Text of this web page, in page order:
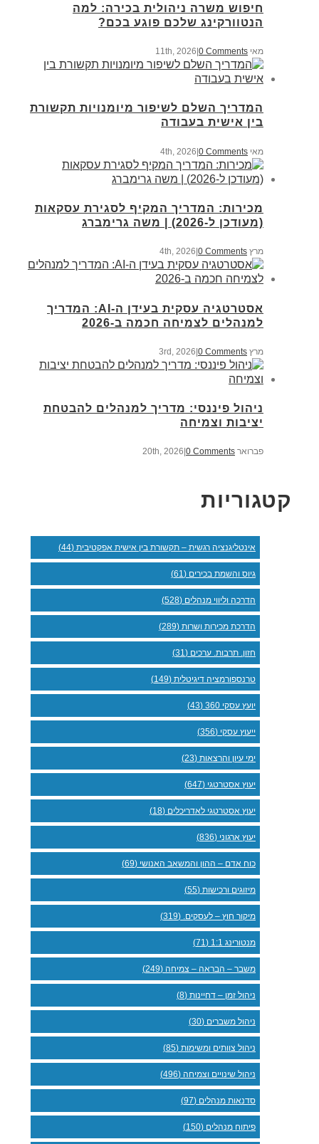
חיפוש משרה ניהולית בכירה: למה
הנטוורקינג שלכם פוגע בכם?
מאי 11th, 2026 0 Comments
המדריך השלם לשיפור מיומנויות תקשורת
בין אישית בעבודה
מאי 4th, 2026 |0 Comments
מכירות: המדריך המקיף לסגירת עסקאות
(מעודכן ל-2026) | משה גרימברג
מרץ 4th, 2026 0 Comments
אסטרטגיה עסקית בעידן ה-AI: המדריך
למנהלים לצמיחה חכמה ב-2026
מרץ 3rd, 2026 |0 Comments
ניהול פיננסי: מדריך למנהלים להבטחת
יציבות וצמיחה
פברואר 20th, 2026 0 Comments
קטגוריות
אינטליגנציה רגשית – תקשורת בין אישית אפקטיבית (44)
גיוס והשמת בכירים (61)
הדרכה וליווי מנהלים (528)
הדרכת מכירות ושרות (289)
חזון. תרבות. ערכים (31)
טרנספורמציה דיגיטלית (149)
יועץ עסקי 360 (43)
ייעוץ עסקי (356)
ימי עיון והרצאות (23)
יעוץ אסטרטגי (647)
יעוץ אסטרטגי לאדריכלים (18)
יעוץ ארגוני (836)
כוח אדם – ההון והמשאב האנושי (69)
מיזוגים ורכישות (55)
מיקור חוץ – לעסקים. (319)
מנטורינג 1:1 (71)
משבר – הבראה – צמיחה (249)
ניהול זמן – דחיינות (8)
ניהול משברים (30)
ניהול צוותים ומשימות (85)
ניהול שינויים וצמיחה (496)
סדנאות מנהלים (97)
פיתוח מנהלים (150)